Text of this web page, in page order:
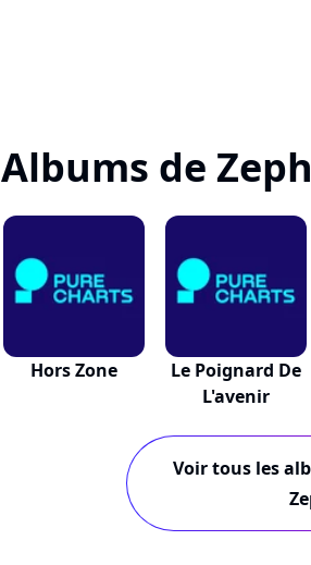
Albums de
Hors Zone
Le Poignard De
L'avenir
Voir tous les